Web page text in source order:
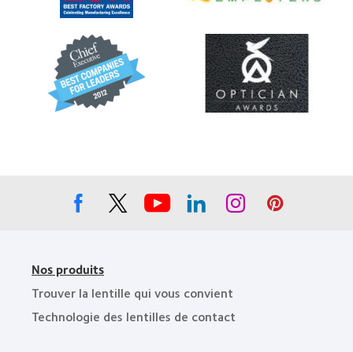
Factory
Awards
»,
2011
Area
2012
Learn
more
about
Best
Companies
2010
Learn
more
about
Contact
Lens
Nos produits
Trouver la lentille qui vous convient
Technologie des lentilles de contact